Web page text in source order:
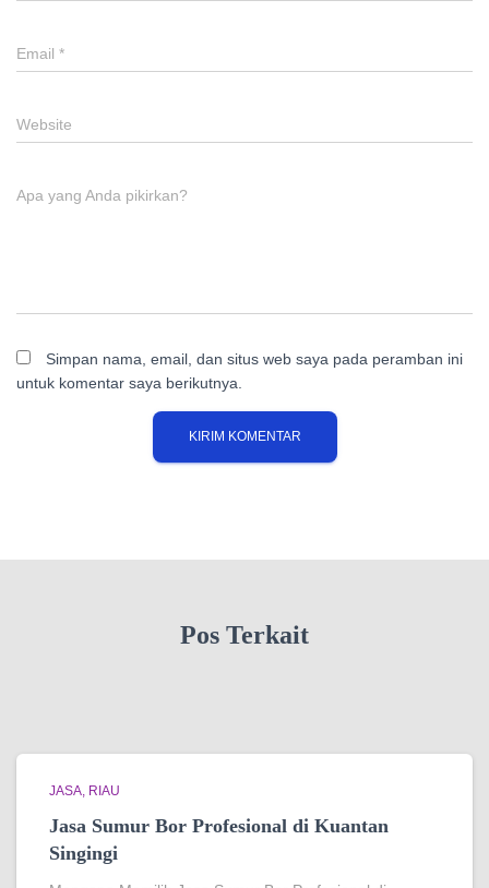
Email *
Website
Apa yang Anda pikirkan?
Simpan nama, email, dan situs web saya pada peramban ini
untuk komentar saya berikutnya.
Pos Terkait
JASA RIAU
Jasa Sumur Bor Profesional di Kuantan
Singingi